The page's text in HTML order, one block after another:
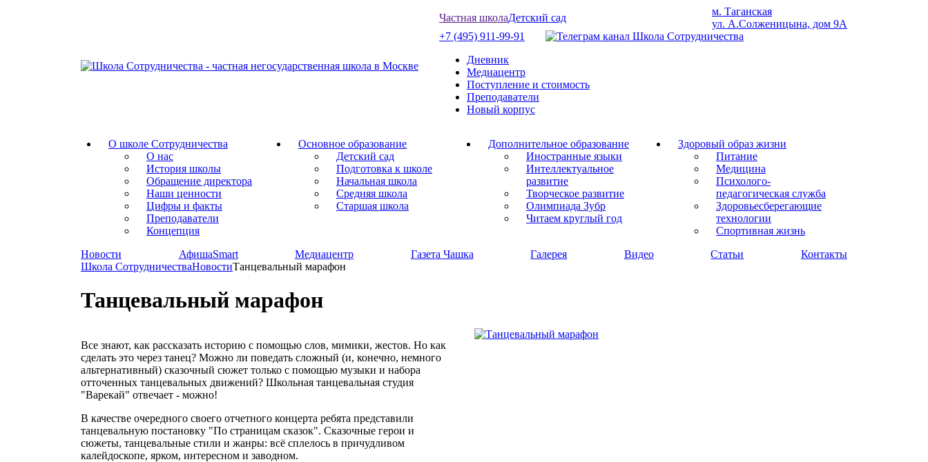
Частная школаДетский сад
м. Таганская
ул. А.Солженицына, дом 9А
+7 (495) 911-99-91
Дневник
Медиацентр
Поступление и стоимость
Преподаватели
Новый корпус
О школе Сотрудничества
О нас
История школы
Обращение директора
Наши ценности
Цифры и факты
Преподаватели
Концепция
Основное образование
Детский сад
Подготовка к школе
Начальная школа
Средняя школа
Старшая школа
Дополнительное образование
Иностранные языки
Интеллектуальное
развитие
Творческое развитие
Олимпиада Зубр
Читаем круглый год
Здоровый образ жизни
Питание
Медицина
Психолого-
педагогическая служба
Здоровьесберегающие
технологии
Спортивная жизнь
Новости
АфишаSmart Медиацентр Газета Чашка Галерея Видео Статьи
Контакты
Школа СотрудничестваНовостиТанцевальный марафон
Танцевальный марафон
Все знают, как рассказать историю с помощью слов, мимики, жестов. Но как
сделать это через танец? Можно ли поведать сложный (и, конечно, немного
альтернативный) сказочный сюжет только с помощью музыки и набора
отточенных танцевальных движений? Школьная танцевальная студия
"Варекай" отвечает - можно!
В качестве очередного своего отчетного концерта ребята представили
танцевальную постановку "По страницам сказок". Сказочные герои и
сюжеты, танцевальные стили и жанры: всё сплелось в причудливом
калейдоскопе, ярком, интересном и заводном.